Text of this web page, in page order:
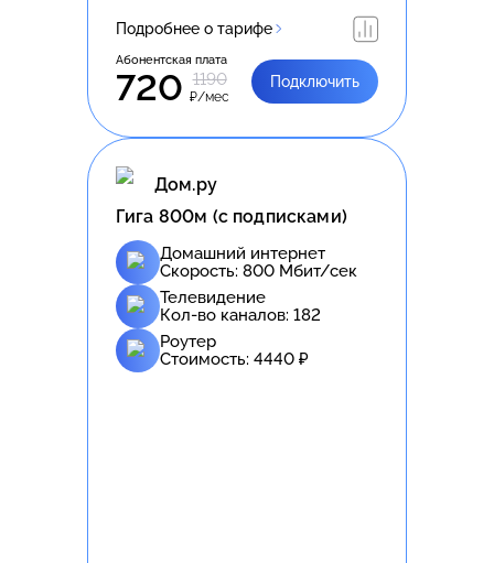
Подробнее о тарифе
Абонентская плата
720 1190
₽/мес
Подключить
Дом.ру
Гига 800м (с подписками)
Домашний интернет
Скорость: 800 Мбит/сек
Телевидение
Кол-во каналов: 182
Роутер
Стоимость: 4440 ₽